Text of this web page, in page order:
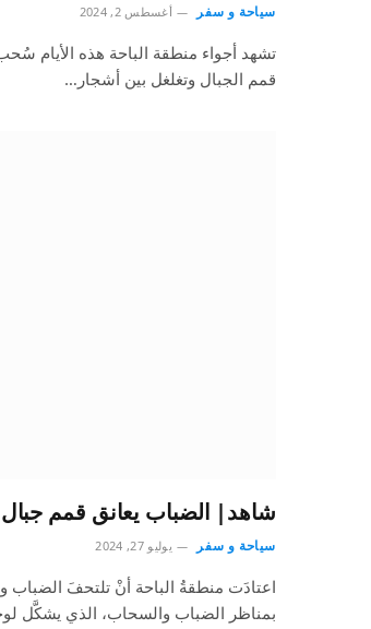
سياحة و سفر أغسطس 2, 2024
تشهد أجواء منطقة الباحة هذه الأيام
قمم الجبال وتغلغل بين أشجار…
شاهد| الضباب يعانق قمم جبال
سياحة و سفر يوليو 27, 2024
اعتادَت منطقةُ الباحة أنْ تلتحفَ
بمناظر الضباب والسحاب، الذي يشكَّل